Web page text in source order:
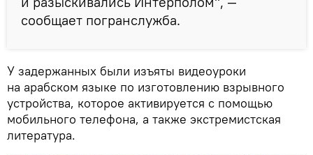
сообщает погранслужба.
У задержанных были изъяты видеоуроки
на арабском языке по изготовлению взрывного
устройства, которое активируется с помощью
мобильного телефона, а также экстремистская
литература.